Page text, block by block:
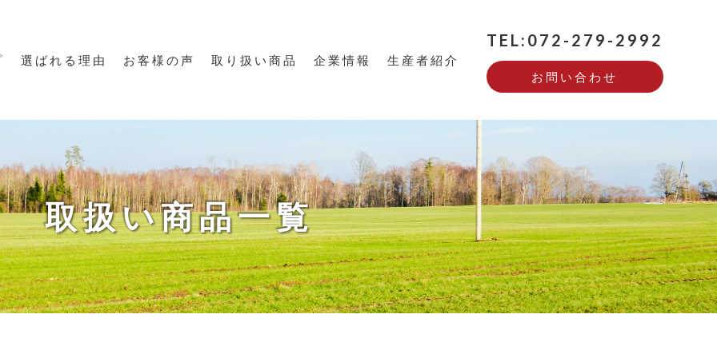
選ばれる理由 お客様の声 取り扱い商品 企業情報 生産者紹介
TEL:072-279-2992
お問い合わせ
取扱い商品一覧